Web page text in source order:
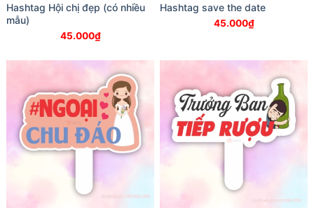
Hashtag Hội chị đẹp (có nhiều
mẫu)
45.000₫
Hashtag save the date
45.000₫